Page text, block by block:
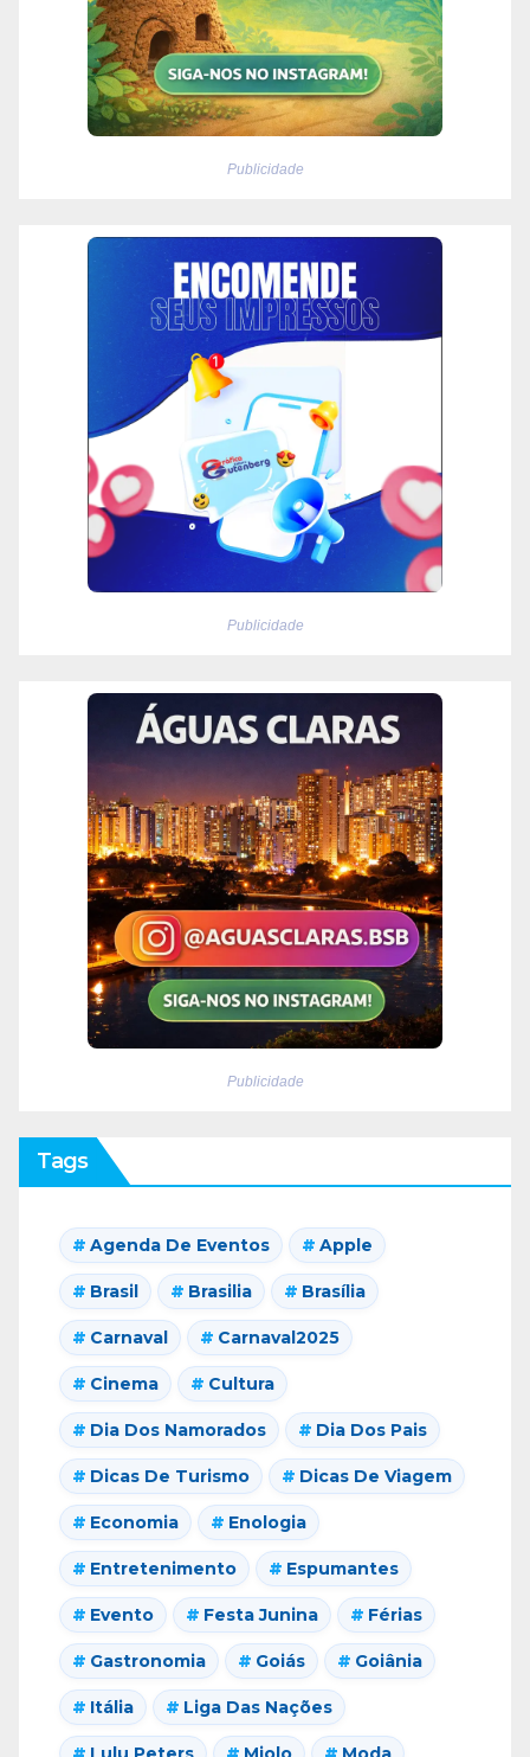
Publicidade
Publicidade
Publicidade
Tags
Agenda De Eventos Apple
Brasil Brasilia Brasília
Carnaval Carnaval2025
Cinema Cultura
Dia Dos Namorados Dia Dos Pais
Dicas De Turismo Dicas De Viagem
Economia Enologia
Entretenimento Espumantes
Evento Festa Junina Férias
Gastronomia Goiás Goiânia
Itália Liga Das Nações